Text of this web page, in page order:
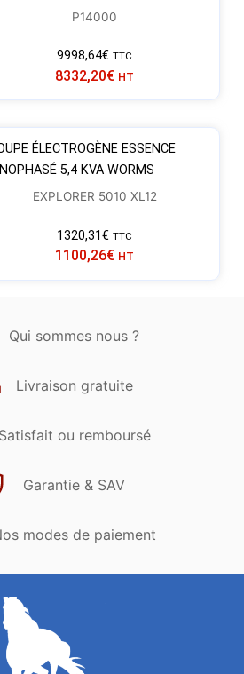
P14000
9998,64€ TTC
8332,20€ HT
ÉLECTROGÈNE ESSENCE
5,4 KVA WORMS
EXPLORER 5010 XL12
1320,31€ TTC
1100,26€ HT
Qui sommes nous ?
Livraison gratuite
Satisfait ou remboursé
Garantie & SAV
modes de paiement